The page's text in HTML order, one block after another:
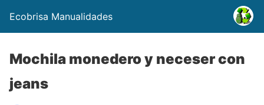
Ecobrisa Manualidades
Mochila monedero y neceser con
jeans